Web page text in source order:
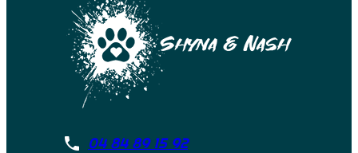
phone 04 84 89 15 92